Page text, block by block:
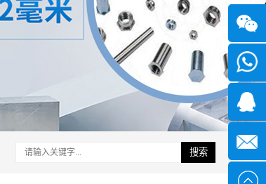
搜索
微信